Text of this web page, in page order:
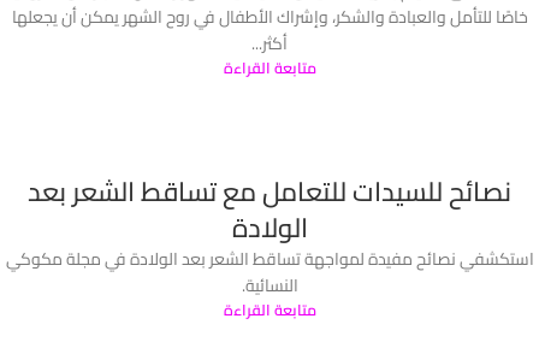
خاصًا للتأمل والعبادة والشكر، وإشراك الأطفال في روح الشهر يمكن أن يجعلها
أكثر...
متابعة القراءة
نصائح للسيدات للتعامل مع تساقط الشعر بعد
الولادة
استكشفي نصائح مفيدة لمواجهة تساقط الشعر بعد الولادة في مجلة مكوكي
النسائية.
متابعة القراءة